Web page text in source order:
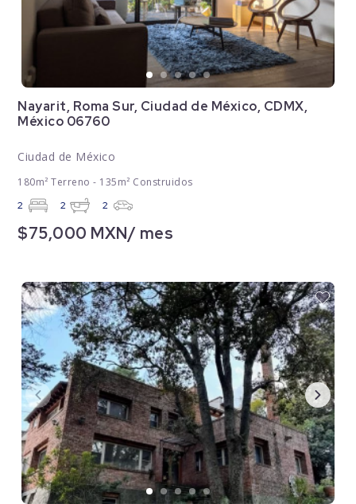
Nayarit, Roma Sur, Ciudad de México, CDMX,
México 06760
Ciudad de México
180m² Terreno - 135m² Construidos
2 2 2
$75,000 MXN/ mes